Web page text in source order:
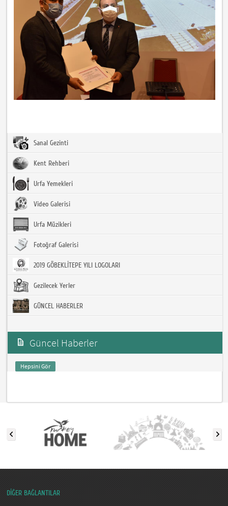
Sanal Gezinti
Kent Rehberi
Urfa Yemekleri
Video Galerisi
Urfa Müzikleri
Fotoğraf Galerisi
2019 GÖBEKLİTEPE YILI LOGOLARI
Gezilecek Yerler
GÜNCEL HABERLER
Güncel Haberler
Hepsini Gör
DİĞER BAĞLANTILAR